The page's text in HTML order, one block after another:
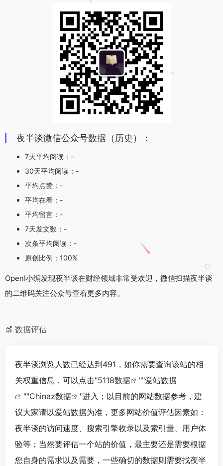
夜半谈微信公众号数据（历史）：
7天平均阅读：-
30天平均阅读：-
平均点赞：-
平均在看：-
平均留言：-
7天发文数：-
次条平均阅读：-
原创比例：100%
OpenI小编发现夜半谈在财经领域非常受欢迎，微信扫描夜半谈
的二维码关注公众号查看更多内容。
数据评估
夜半谈浏览人数已经达到491，如你需要查询该站的相
关权重信息，可以点击"5118数据 ""爱站数据
""Chinaz数据
"进入；以目前的网站数据参考，建
议大家请以爱站数据为准，更多网站价值评估因素如：
夜半谈的访问速度、搜索引擎收录以及索引量、用户体
验等；当然要评估一个站的价值，最主要还是需要根据
您自身的需求以及需要，一些确切的数据则需要找夜半